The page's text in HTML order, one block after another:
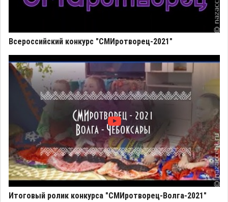
Всероссийский конкурс "СМИротворец-2021"
Итоговый ролик конкурса "СМИротворец-Волга-2021"